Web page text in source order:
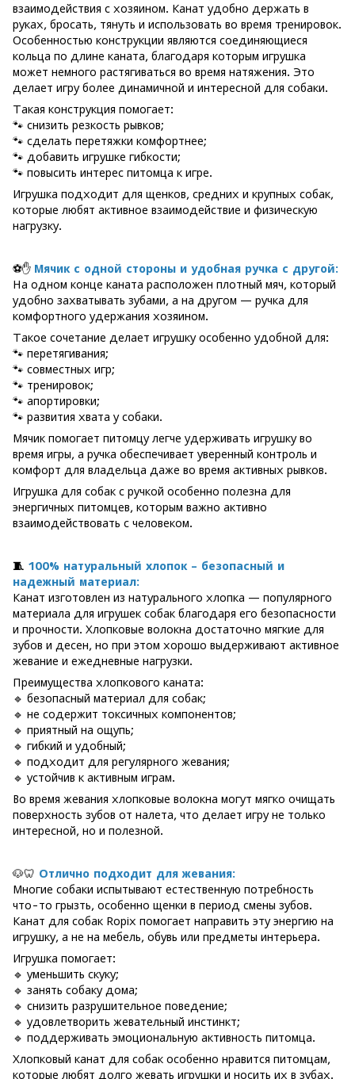
взаимодействия с хозяином. Канат удобно держать в
руках, бросать, тянуть и использовать во время тренировок.
Особенностью конструкции являются соединяющиеся
кольца по длине каната, благодаря которым игрушка
может немного растягиваться во время натяжения. Это
делает игру более динамичной и интересной для собаки.
Такая конструкция помогает:
🐾 снизить резкость рывков;
🐾 сделать перетяжки комфортнее;
🐾 добавить игрушке гибкости;
🐾 повысить интерес питомца к игре.
Игрушка подходит для щенков, средних и крупных собак,
которые любят активное взаимодействие и физическую
нагрузку.
⚽✋ Мячик с одной стороны и удобная ручка с другой:
На одном конце каната расположен плотный мяч, который
удобно захватывать зубами, а на другом — ручка для
комфортного удержания хозяином.
Такое сочетание делает игрушку особенно удобной для:
🐾 перетягивания;
🐾 совместных игр;
🐾 тренировок;
🐾 апортировки;
🐾 развития хвата у собаки.
Мячик помогает питомцу легче удерживать игрушку во
время игры, а ручка обеспечивает уверенный контроль и
комфорт для владельца даже во время активных рывков.
Игрушка для собак с ручкой особенно полезна для
энергичных питомцев, которым важно активно
взаимодействовать с человеком.
🧵 100% натуральный хлопок – безопасный и
надежный материал:
Канат изготовлен из натурального хлопка — популярного
материала для игрушек собак благодаря его безопасности
и прочности. Хлопковые волокна достаточно мягкие для
зубов и десен, но при этом хорошо выдерживают активное
жевание и ежедневные нагрузки.
Преимущества хлопкового каната:
🔹 безопасный материал для собак;
🔹 не содержит токсичных компонентов;
🔹 приятный на ощупь;
🔹 гибкий и удобный;
🔹 подходит для регулярного жевания;
🔹 устойчив к активным играм.
Во время жевания хлопковые волокна могут мягко очищать
поверхность зубов от налета, что делает игру не только
интересной, но и полезной.
🐶🦷 Отлично подходит для жевания:
Многие собаки испытывают естественную потребность
что-то грызть, особенно щенки в период смены зубов.
Канат для собак Ropix помогает направить эту энергию на
игрушку, а не на мебель, обувь или предметы интерьера.
Игрушка помогает:
🔹 уменьшить скуку;
🔹 занять собаку дома;
🔹 снизить разрушительное поведение;
🔹 удовлетворить жевательный инстинкт;
🔹 поддерживать эмоциональную активность питомца.
Хлопковый канат для собак особенно нравится питомцам,
которые любят долго жевать игрушки и носить их в зубах.